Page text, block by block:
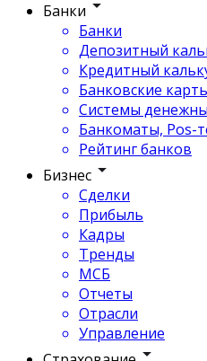
Банки
Банки
Депозитный
Кредитный
Банковские
Системы
Банкоматы, Pos-
Рейтинг банков
Бизнес
Сделки
Прибыль
Кадры
Тренды
МСБ
Отчеты
Отрасли
Управление